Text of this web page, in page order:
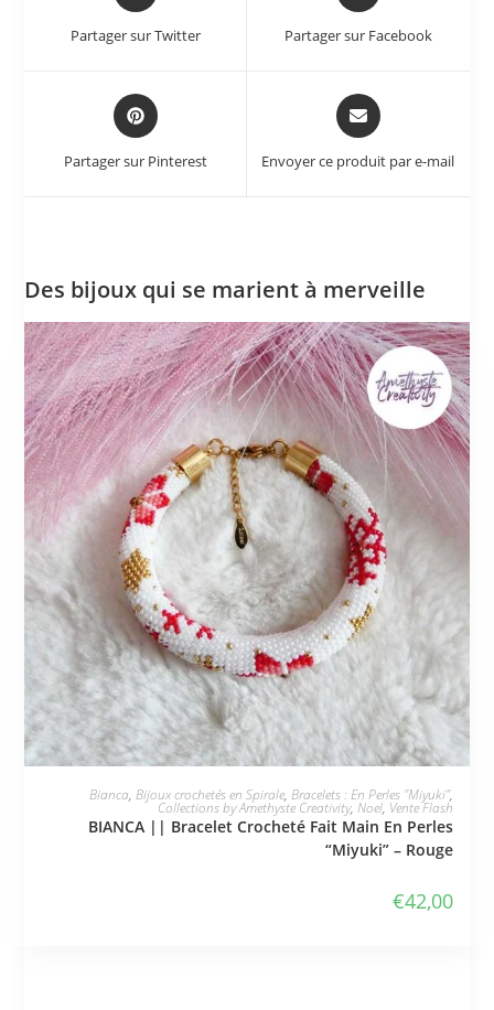
Partager sur Twitter Partager sur Facebook
Partager sur Pinterest Envoyer ce produit par e-mail
Des bijoux qui se marient à merveille
JE L'ADOPTE
Bianca, Bijoux crochetés en Spirale, Bracelets : En Perles "Miyuki",
Collections by Amethyste Creativity, Noel, Vente Flash
BIANCA || Bracelet Crocheté Fait Main En Perles
“Miyuki” – Rouge
€42,00